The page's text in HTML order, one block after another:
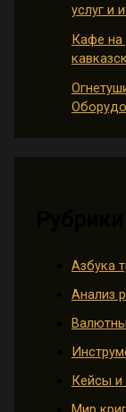
услуг и
Кафе на
Азбука
Анализ
Кейсы и